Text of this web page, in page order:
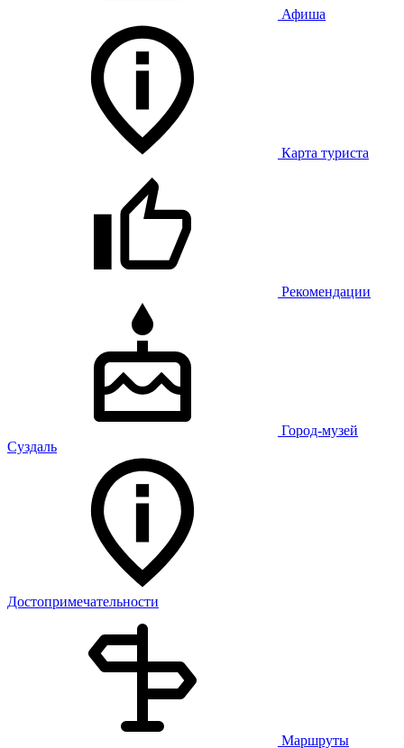
Афиша
Карта туриста
Рекомендации
Город-музей
Суздаль
Достопримечательности
Маршруты